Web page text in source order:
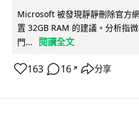
Microsoft 被發現靜靜刪除官方
置 32GB RAM 的建議。分析指
門...
閱讀全文
163 16 ↗ 分享